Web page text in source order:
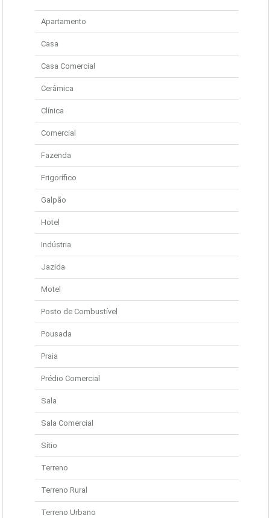
Apartamento
Casa
Casa Comercial
Cerâmica
Clínica
Comercial
Fazenda
Frigorífico
Galpão
Hotel
Indústria
Jazida
Motel
Posto de Combustível
Pousada
Praia
Prédio Comercial
Sala
Sala Comercial
Sítio
Terreno
Terreno Rural
Terreno Urbano